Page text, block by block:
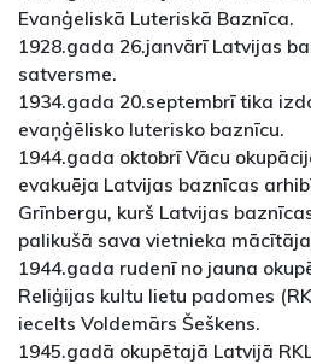
Evanģeliskā Luteriskā Baznīca.
1928.gada 26.janvārī Latvijas
satversme.
1934.gada 20.septembrī tika
evaņģēlisko luterisko baznīcu.
1944.gada oktobrī Vācu
evakuēja Latvijas baznīcas
Grīnbergu, kurš Latvijas
palikušā sava vietnieka
1944.gada rudenī no jauna
Reliģijas kultu lietu padomes
iecelts Voldemārs Šeškens.
1945.gadā okupētajā Latvijā